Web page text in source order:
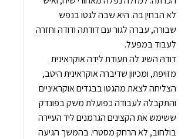
לא הבחין בה. היא שבה לגטו בנפש
שבורה, עברה לגור עם דודתה ודודהּ וחזרה
לעבוד במפעל.
דודהּ השיג לה תעודת לידה אוקראינית
מזויפת, ומכיוון שדיברה אוקראינית היטב,
הצליחה לצאת מהגטו בבגדים אוקראיניים
והתקבלה לעבודה כפועלת משק בפונדק
ששימש את הקצינים הגרמנים ליד העיירה
בולחוב, לא הרחק מסטרי. בהמשך הגיעה